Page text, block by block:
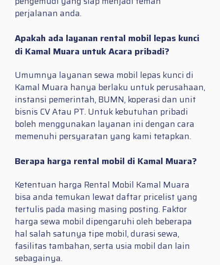
perjalanan anda.
Apakah ada layanan rental mobil lepas kunci
di Kamal Muara untuk Acara pribadi?
Umumnya layanan sewa mobil lepas kunci di
Kamal Muara hanya berlaku untuk perusahaan,
instansi pemerintah, BUMN, koperasi dan unit
bisnis CV Atau PT. Untuk kebutuhan pribadi
boleh menggunakan layanan ini dengan cara
memenuhi persyaratan yang kami tetapkan.
Berapa harga rental mobil di Kamal Muara?
Ketentuan harga Rental Mobil Kamal Muara
bisa anda temukan lewat daftar pricelist yang
tertulis pada masing masing posting. Faktor
harga sewa mobil dipengaruhi oleh beberapa
hal salah satunya tipe mobil, durasi sewa,
fasilitas tambahan, serta usia mobil dan lain
sebagainya.